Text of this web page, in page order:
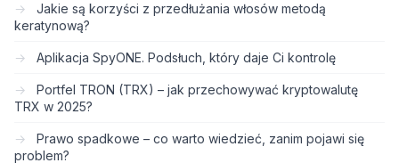
Jakie są korzyści z przedłużania włosów metodą
keratynową?
Aplikacja SpyONE. Podsłuch, który daje Ci kontrolę
Portfel TRON (TRX) – jak przechowywać kryptowalutę
TRX w 2025?
Prawo spadkowe – co warto wiedzieć, zanim pojawi się
problem?